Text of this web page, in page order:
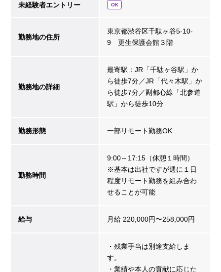
未経験者エントリー OK
勤務地の住所
東京都渋谷区千駄ヶ谷5-10-
9 更生保護会館３階
勤務地の詳細
最寄駅：JR「千駄ヶ谷駅」か
ら徒歩7分／JR「代々木駅」か
ら徒歩7分／副都心線「北参道
駅」から徒歩10分
勤務形態 一部リモート勤務OK
勤務時間
9:00～17:15（休憩１時間）
※基本は出社ですが週に１日
程度リモート勤務を組み合わ
せることが可能
給与 月給 220,000円〜258,000円
・残業手当は別途支給しま
す。
・業績や本人の貢献に応じた